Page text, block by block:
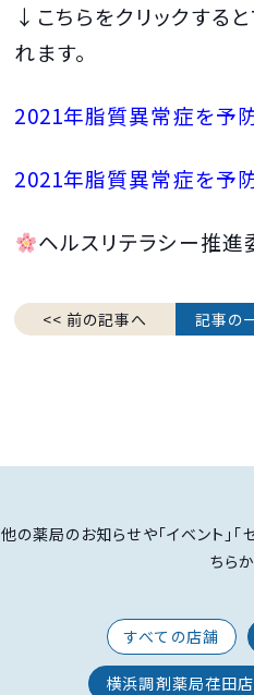
↓こちらをクリックする
れます。
2021年脂質異常症を予
2021年脂質異常症を予
ヘルスリテラシー推進
<< 前の記事へ 記事の
他の薬局のお知らせや「イベント」
ちらか
すべての店舗
横浜調剤薬局荏田店